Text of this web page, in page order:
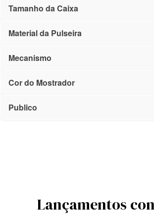
Tamanho da Caixa
Material da Pulseira
Mecanismo
Cor do Mostrador
Publico
Lançamentos